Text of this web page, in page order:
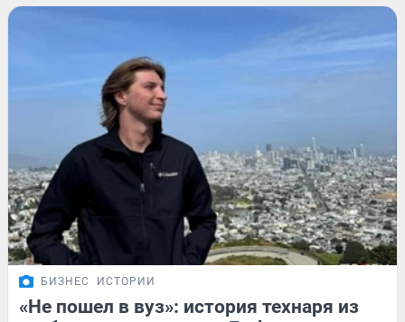
БИЗНЕС ИСТОРИИ
«Не пошел в вуз»: история технаря из